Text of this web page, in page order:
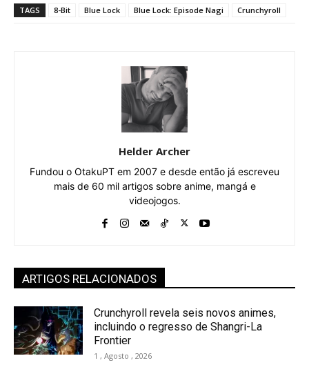
TAGS 8-Bit Blue Lock Blue Lock: Episode Nagi Crunchyroll
Helder Archer
Fundou o OtakuPT em 2007 e desde então já escreveu
mais de 60 mil artigos sobre anime, mangá e
videojogos.
ARTIGOS RELACIONADOS
Crunchyroll revela seis novos animes,
incluindo o regresso de Shangri-La
Frontier
1 , Agosto , 2026